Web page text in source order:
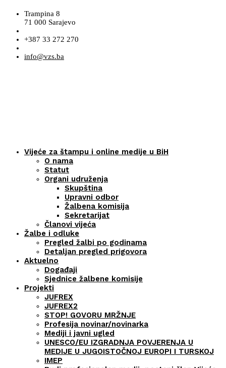
Trampina 8
71 000 Sarajevo
+387 33 272 270
info@vzs.ba
Vijeće za štampu i online medije u BiH
O nama
Statut
Organi udruženja
Skupština
Upravni odbor
Žalbena komisija
Sekretarijat
Članovi vijeća
Žalbe i odluke
Pregled žalbi po godinama
Detaljan pregled prigovora
Aktuelno
Događaji
Sjednice žalbene komisije
Projekti
JUFREX
JUFREX2
STOP! GOVORU MRŽNJE
Profesija novinar/novinarka
Mediji i javni ugled
UNESCO/EU IZGRADNJA POVJERENJA U
MEDIJE U JUGOISTOČNOJ EUROPI I TURSKOJ
IMEP